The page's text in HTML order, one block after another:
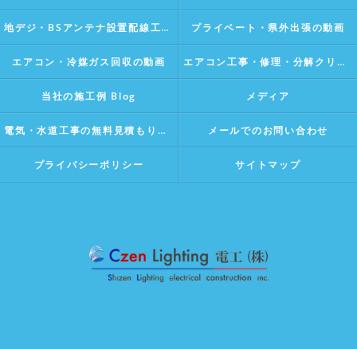
地デジ・BSアンテナ設置配線工事の動画Vlog プライベート・県外出張の動画
エアコン・冷媒ガス回収の動画 エアコン工事・修理・分解クリーニングの動画Vlog
当社の施工例 Blog メディア
電気・水道工事の無料見積もり・相談 メールでのお問い合わせ
プライバシーポリシー サイトマップ